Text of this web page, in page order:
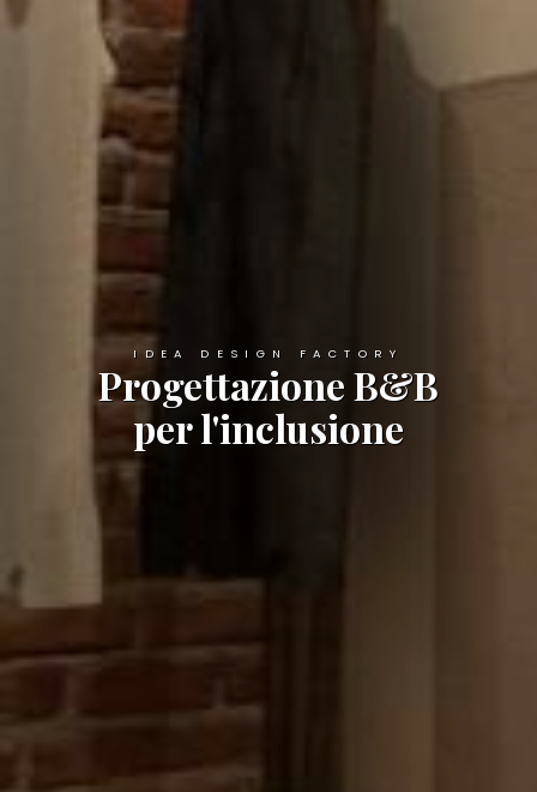
IDEA DESIGN FACTORY
Progettazione B&B
per l'inclusione